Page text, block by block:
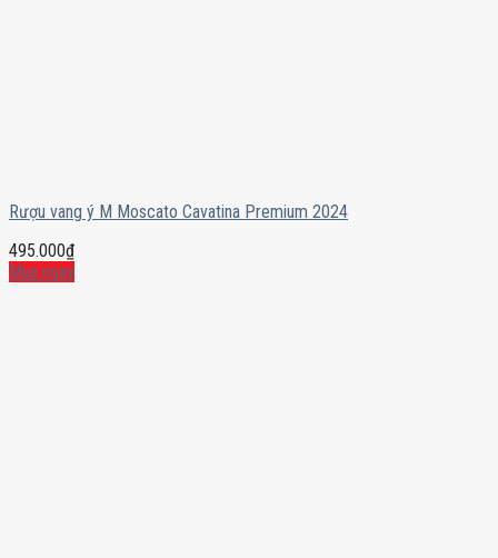
Rượu vang ý M Moscato Cavatina Premium 2024
495.000₫
Mua ngay